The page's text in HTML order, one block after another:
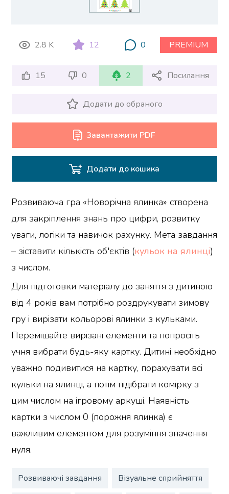
2.8 K 12 0 PREMIUM
15 0 2 Посилання
Додати до обраного
Завантажити PDF
Додати до кошика
Розвиваюча гра «Новорічна ялинка» створена
для закріплення знань про цифри, розвитку
уваги, логіки та навичок рахунку. Мета завдання
– зіставити кількість об'єктів (кульок на ялинці)
з числом.
Для підготовки матеріалу до заняття з дитиною
від 4 років вам потрібно роздрукувати зимову
гру і вирізати кольорові ялинки з кульками.
Перемішайте вирізані елементи та попросіть
учня вибрати будь-яку картку. Дитині необхідно
уважно подивитися на картку, порахувати всі
кульки на ялинці, а потім підібрати комірку з
цим числом на ігровому аркуші. Наявність
картки з числом 0 (порожня ялинка) є
важливим елементом для розуміння значення
нуля.
Розвиваючі завдання Візуальне сприйняття